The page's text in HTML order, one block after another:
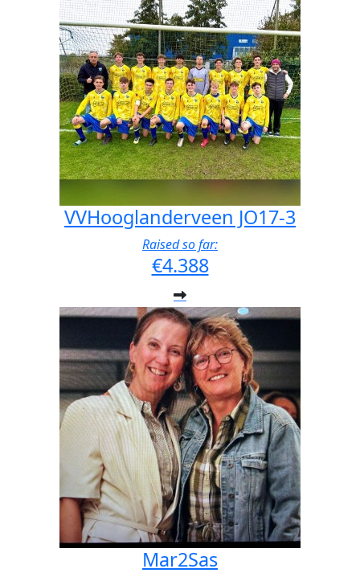
VVHooglanderveen JO17-3
Raised so far:
€4.388
Mar2Sas